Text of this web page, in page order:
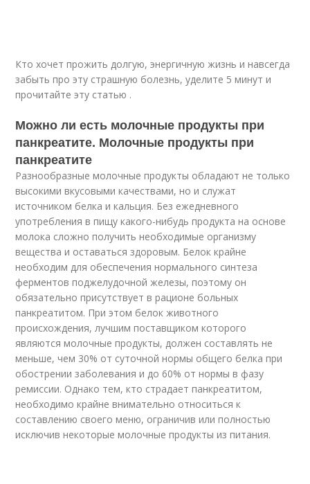
Кто хочет прожить долгую, энергичную жизнь и навсегда
забыть про эту страшную болезнь, уделите 5 минут и
прочитайте эту статью .
Можно ли есть молочные продукты при
панкреатите. Молочные продукты при
панкреатите
Разнообразные молочные продукты обладают не только
высокими вкусовыми качествами, но и служат
источником белка и кальция. Без ежедневного
употребления в пищу какого-нибудь продукта на основе
молока сложно получить необходимые организму
вещества и оставаться здоровым. Белок крайне
необходим для обеспечения нормального синтеза
ферментов поджелудочной железы, поэтому он
обязательно присутствует в рационе больных
панкреатитом. При этом белок животного
происхождения, лучшим поставщиком которого
являются молочные продукты, должен составлять не
меньше, чем 30% от суточной нормы общего белка при
обострении заболевания и до 60% от нормы в фазу
ремиссии. Однако тем, кто страдает панкреатитом,
необходимо крайне внимательно относиться к
составлению своего меню, ограничив или полностью
исключив некоторые молочные продукты из питания.